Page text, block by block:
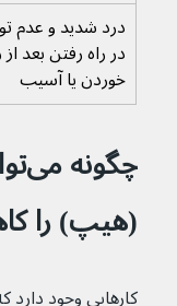
درد شدید و عدم
در راه رفتن بعد
خوردن یا آسیب
(هیپ) را